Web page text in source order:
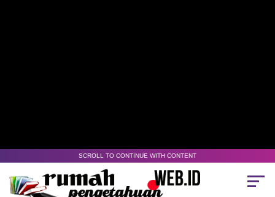
SCROLL TO CONTINUE WITH CONTENT